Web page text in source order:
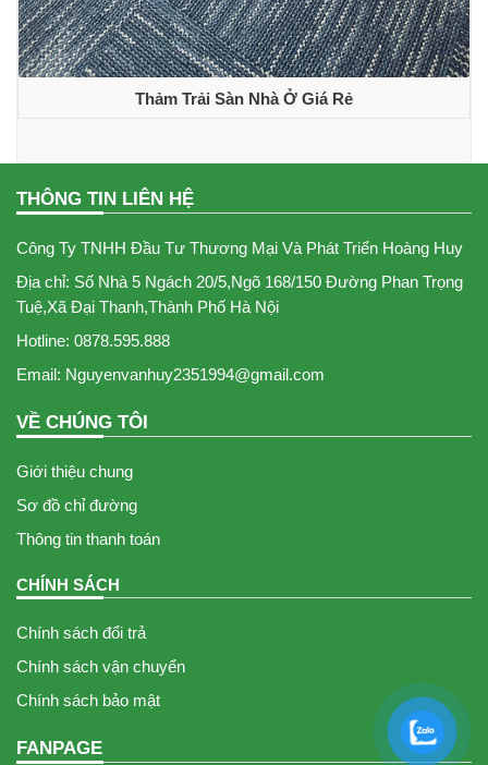
Thảm Trải Sàn Nhà Ở Giá Rẻ
THÔNG TIN LIÊN HỆ
Công Ty TNHH Đầu Tư Thương Mại Và Phát Triển Hoàng Huy
Địa chỉ: Số Nhà 5 Ngách 20/5,Ngõ 168/150 Đường Phan Trọng
Tuệ,Xã Đại Thanh,Thành Phố Hà Nội
Hotline: 0878.595.888
Email: Nguyenvanhuy2351994@gmail.com
VỀ CHÚNG TÔI
Giới thiệu chung
Sơ đồ chỉ đường
Thông tin thanh toán
CHÍNH SÁCH
Chính sách đổi trả
Chính sách vận chuyển
Chính sách bảo mật
FANPAGE